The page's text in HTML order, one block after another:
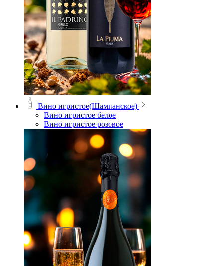
Вино игристое(Шампанское)
Вино игристое белое
Вино игристое розовое